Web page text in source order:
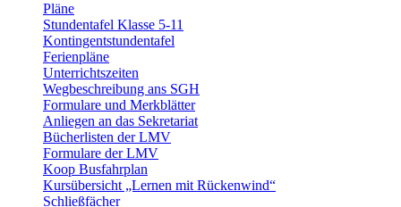
Pläne
Stundentafel Klasse 5-11
Kontingentstundentafel
Ferienpläne
Unterrichtszeiten
Wegbeschreibung ans SGH
Formulare und Merkblätter
Anliegen an das Sekretariat
Bücherlisten der LMV
Formulare der LMV
Koop Busfahrplan
Kursübersicht „Lernen mit Rückenwind“
Schließfächer